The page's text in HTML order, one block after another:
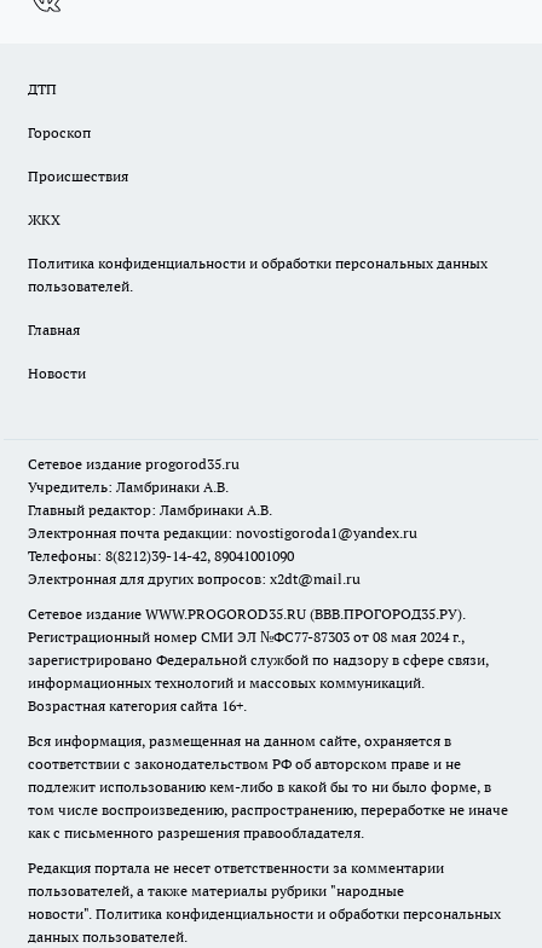
ДТП
Гороскоп
Происшествия
ЖКХ
Политика конфиденциальности и обработки персональных данных
пользователей.
Главная
Новости
Сетевое издание progorod35.ru
Учредитель: Ламбринаки А.В.
Главный редактор: Ламбринаки А.В.
Электронная почта редакции: novostigoroda1@yandex.ru
Телефоны: 8(8212)39-14-42, 89041001090
Электронная для других вопросов: x2dt@mail.ru
Сетевое издание WWW.PROGOROD35.RU (ВВВ.ПРОГОРОД35.РУ).
Регистрационный номер СМИ ЭЛ №ФС77-87303 от 08 мая 2024 г.,
зарегистрировано Федеральной службой по надзору в сфере связи,
информационных технологий и массовых коммуникаций.
Возрастная категория сайта 16+.
Вся информация, размещенная на данном сайте, охраняется в
соответствии с законодательством РФ об авторском праве и не
подлежит использованию кем-либо в какой бы то ни было форме, в
том числе воспроизведению, распространению, переработке не иначе
как с письменного разрешения правообладателя.
Редакция портала не несет ответственности за комментарии
пользователей, а также материалы рубрики "народные
новости". Политика конфиденциальности и обработки персональных
данных пользователей.